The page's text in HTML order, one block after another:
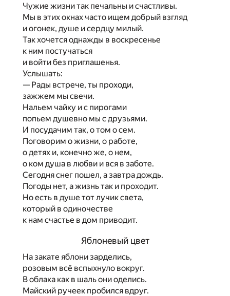
Чужие жизни так печальны и счастливы.
Мы в этих окнах часто ищем добрый взгляд
и огонек, душе и сердцу милый.
Так хочется однажды в воскресенье
к ним постучаться
и войти без приглашенья.
Услышать:
— Рады встрече, ты проходи,
зажжем мы свечи.
Нальем чайку и с пирогами
попьем душевно мы с друзьями.
И посудачим так, о том о сем.
Поговорим о жизни, о работе,
о детях и, конечно же, о нем,
о ком душа в любви и вся в заботе.
Сегодня снег пошел, а завтра дождь.
Погоды нет, а жизнь так и проходит.
Но есть в душе тот лучик света,
который в одиночестве
к нам счастье в дом приводит.
Яблоневый цвет
На закате яблони зарделись,
розовым всё вспыхнуло вокруг.
В облака как в шаль они оделись.
Майский ручеек пробился вдруг.